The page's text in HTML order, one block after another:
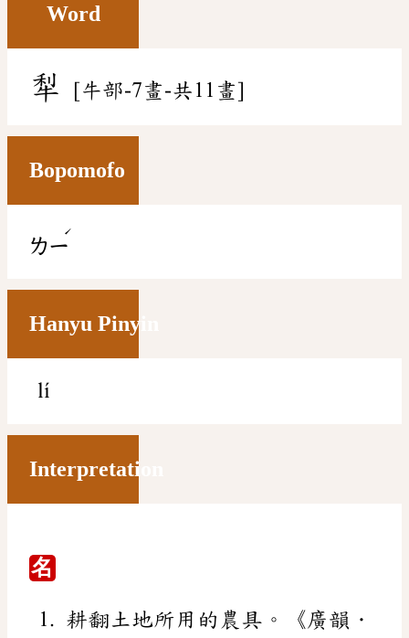
Word
犁 [牛部-7畫-共11畫]
Bopomofo
ㄌㄧ
ˊ
Hanyu Pinyin
lí
Interpretation
名
耕翻土地所用的農具。《廣韻．